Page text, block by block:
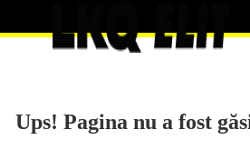
Ups! Pagina nu a fost